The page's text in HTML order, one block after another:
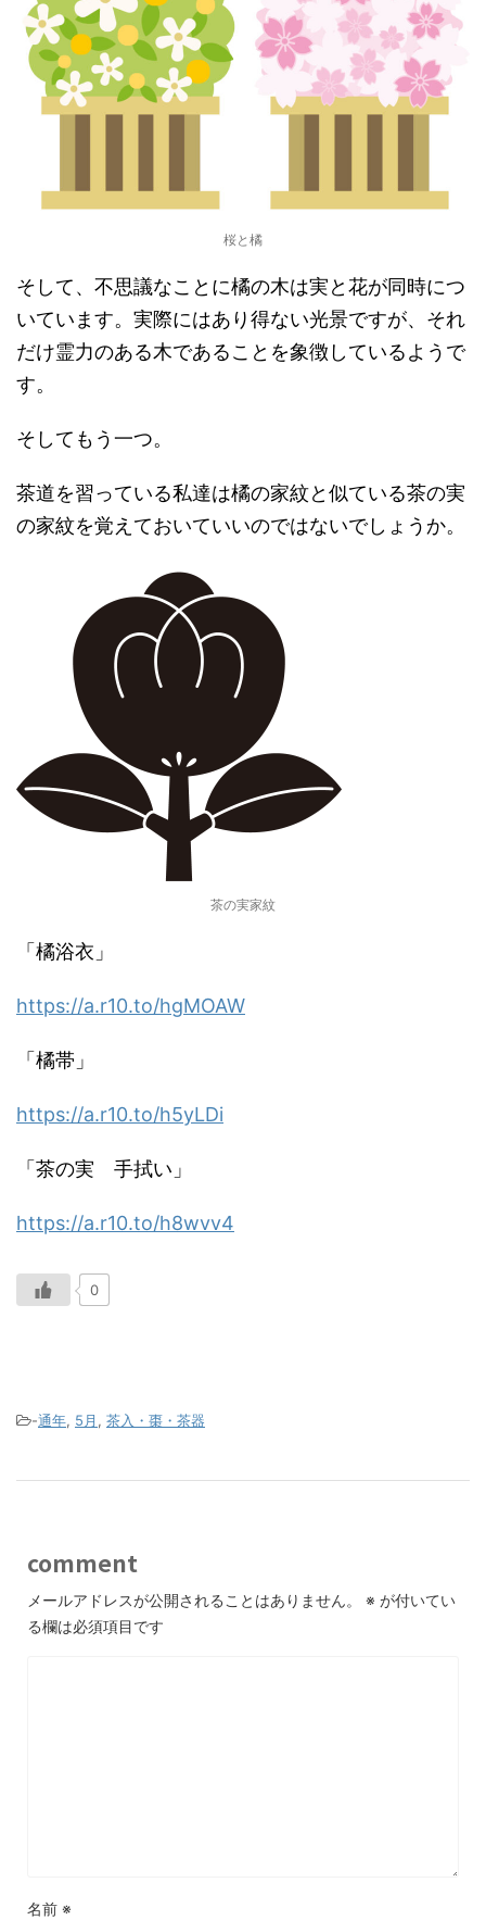
桜と橘
そして、不思議なことに橘の木は実と花が同時につ
いています。実際にはあり得ない光景ですが、それ
だけ霊力のある木であることを象徴しているようで
す。
そしてもう一つ。
茶道を習っている私達は橘の家紋と似ている茶の実
の家紋を覚えておいていいのではないでしょうか。
茶の実家紋
「橘浴衣」
https://a.r10.to/hgMOAW
「橘帯」
https://a.r10.to/h5yLDi
「茶の実 手拭い」
https://a.r10.to/h8wvv4
0
-通年, 5月 , 茶入・棗・茶器
comment
メールアドレスが公開されることはありません。 ※ が付いてい
る欄は必須項目です
名前 ※